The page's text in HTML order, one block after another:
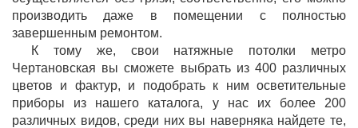
производить даже в помещении с полностью
завершенным ремонтом.
К тому же, свои натяжные потолки метро
Чертановская вы сможете выбрать из 400 различных
цветов и фактур, и подобрать к ним осветительные
приборы из нашего каталога, у нас их более 200
различных видов, среди них вы наверняка найдете те,